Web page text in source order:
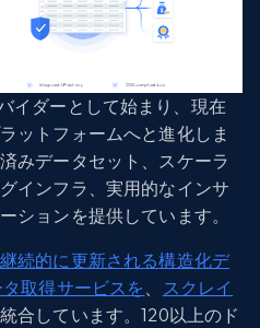
イダーとして始まり、現在
ットフォームへと進化しま
みデータセット、スケーラ
インフラ、実用的なインサ
ションを提供しています。
継続的に更新される構造化デ
取得サービスを、 スクレイ
統合しています。120以上のド